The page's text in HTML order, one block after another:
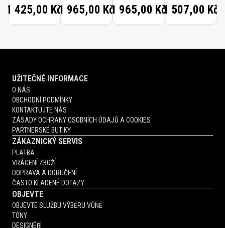
1 425,00 Kč
CANDLE
1 965,00 Kč1 965,00 Kč
LOTION
1 507,00 Kč
UŽITEČNÉ INFORMACE
O NÁS
OBCHODNÍ PODMÍNKY
KONTAKTUJTE NÁS
ZÁSADY OCHRANY OSOBNÍCH ÚDAJŮ A COOKIES
PARTNERSKÉ BUTIKY
ZÁKAZNICKÝ SERVIS
PLATBA
VRÁCENÍ ZBOŽÍ
DOPRAVA A DORUČENÍ
ČASTO KLADENÉ DOTAZY
OBJEVTE
OBJEVTE SLUŽBU VÝBĚRU VŮNĚ
TÓNY
DESIGNÉŘI